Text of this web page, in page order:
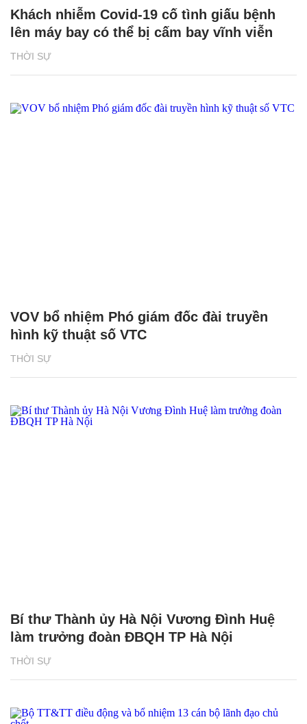
THỜI SỰ
Khách nhiễm Covid-19 cố tình giấu bệnh
lên máy bay có thể bị cấm bay vĩnh viễn
THỜI SỰ
VOV bổ nhiệm Phó giám đốc đài truyền
hình kỹ thuật số VTC
THỜI SỰ
Bí thư Thành ủy Hà Nội Vương Đình Huệ
làm trưởng đoàn ĐBQH TP Hà Nội